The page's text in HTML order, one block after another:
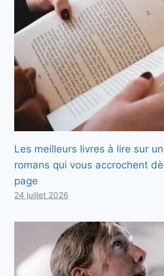
Les meilleurs livres à lire sur
romans qui vous accrochent
page
24 juillet 2026